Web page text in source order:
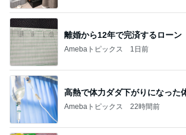
離婚から12年で完済するローン
Amebaトピックス 1日前
高熱で体力ダダ下がりになった
Amebaトピックス 22時間前